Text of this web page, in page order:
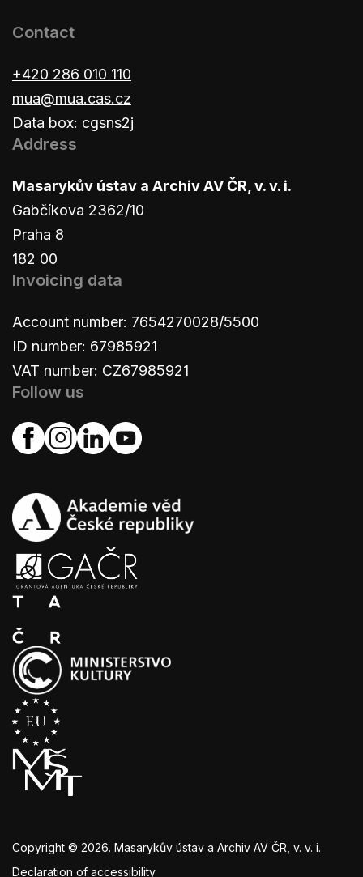
Contact
+420 286 010 110
mua@mua.cas.cz
Data box: cgsns2j
Address
Masarykův ústav a Archiv AV ČR, v. v. i.
Gabčíkova 2362/10
Praha 8
182 00
Invoicing data
Account number: 7654270028/5500
ID number: 67985921
VAT number: CZ67985921
Follow us
Copyright © 2026. Masarykův ústav a Archiv AV ČR, v. v. i.
Declaration of accessibility